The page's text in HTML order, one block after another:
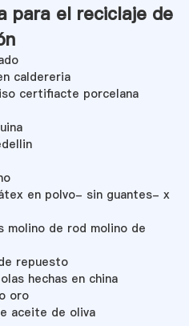
para el reciclaje de
caldereria
certifiacte porcelana
en polvo- sin guantes- x
molino de rod molino de
repuesto
hechas en china
oro
aceite de oliva